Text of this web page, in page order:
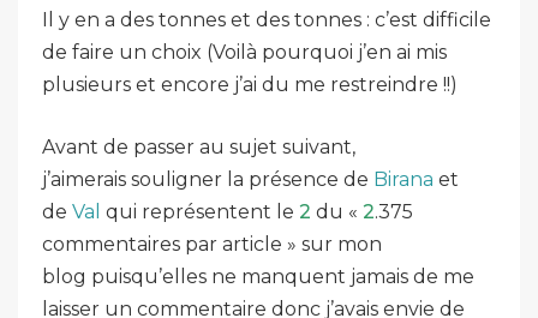
Il y en a des tonnes et des tonnes : c’est difficile
de faire un choix (Voilà pourquoi j’en ai mis
plusieurs et encore j’ai du me restreindre !!)
Avant de passer au sujet suivant,
j’aimerais souligner la présence de Birana et
de Val qui représentent le 2 du « 2.375
commentaires par article » sur mon
blog puisqu’elles ne manquent jamais de me
laisser un commentaire donc j’avais envie de